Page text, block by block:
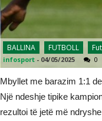
BALLINA FUTBOLL
infosport - 04/05/2025 0
Mbyllet me barazim 1:1
Një ndeshje tipike
rezultoi të jetë më